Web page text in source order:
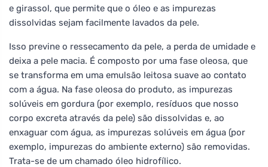
e girassol, que permite que o óleo e as impurezas
dissolvidas sejam facilmente lavados da pele.
Isso previne o ressecamento da pele, a perda de umidade e
deixa a pele macia. É composto por uma fase oleosa, que
se transforma em uma emulsão leitosa suave ao contato
com a água. Na fase oleosa do produto, as impurezas
solúveis em gordura (por exemplo, resíduos que nosso
corpo excreta através da pele) são dissolvidas e, ao
enxaguar com água, as impurezas solúveis em água (por
exemplo, impurezas do ambiente externo) são removidas.
Trata-se de um chamado óleo hidrofílico.